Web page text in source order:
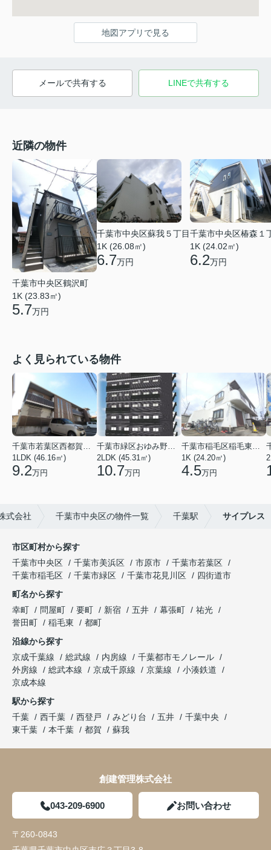
地図アプリで見る
メールで共有する LINEで共有する
近隣の物件
千葉市中央区鶴沢町
1K (23.83㎡)
5.7万円
千葉市中央区蘇我５丁目
1K (26.08㎡)
6.7万円
千葉市中央区椿森１
1K (24.02㎡)
6.2万円
よく見られている物件
1LDK (46.16㎡)
9.2万円
2LDK (45.31㎡)
10.7万円
1K (24.20㎡)
4.5万円
式会社 千葉市中央区の物件一覧 千葉駅 サイプレス
市区町村から探す
千葉市中央区
千葉市美浜区 市原市
千葉市若葉区
千葉市稲毛区
千葉市緑区 千葉市花見川区
四街道市
町名から探す
幸町
問屋町 要町 新宿 五井 幕張町
祐光
誉田町
稲毛東
都町
沿線から探す
京成千葉線
総武線 内房線
千葉都市モノレール
外房線
総武本線 京成千原線 京葉線
小湊鉄道
京成本線
駅から探す
千葉
西千葉 西登戸 みどり台 五井
千葉中央
東千葉
本千葉 都賀 蘇我
創建管理株式会社
043-209-6900 お問い合わせ
〒260-0843